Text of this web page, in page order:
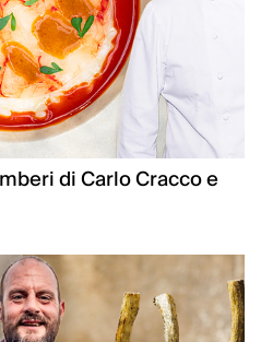
di Carlo Cracco e